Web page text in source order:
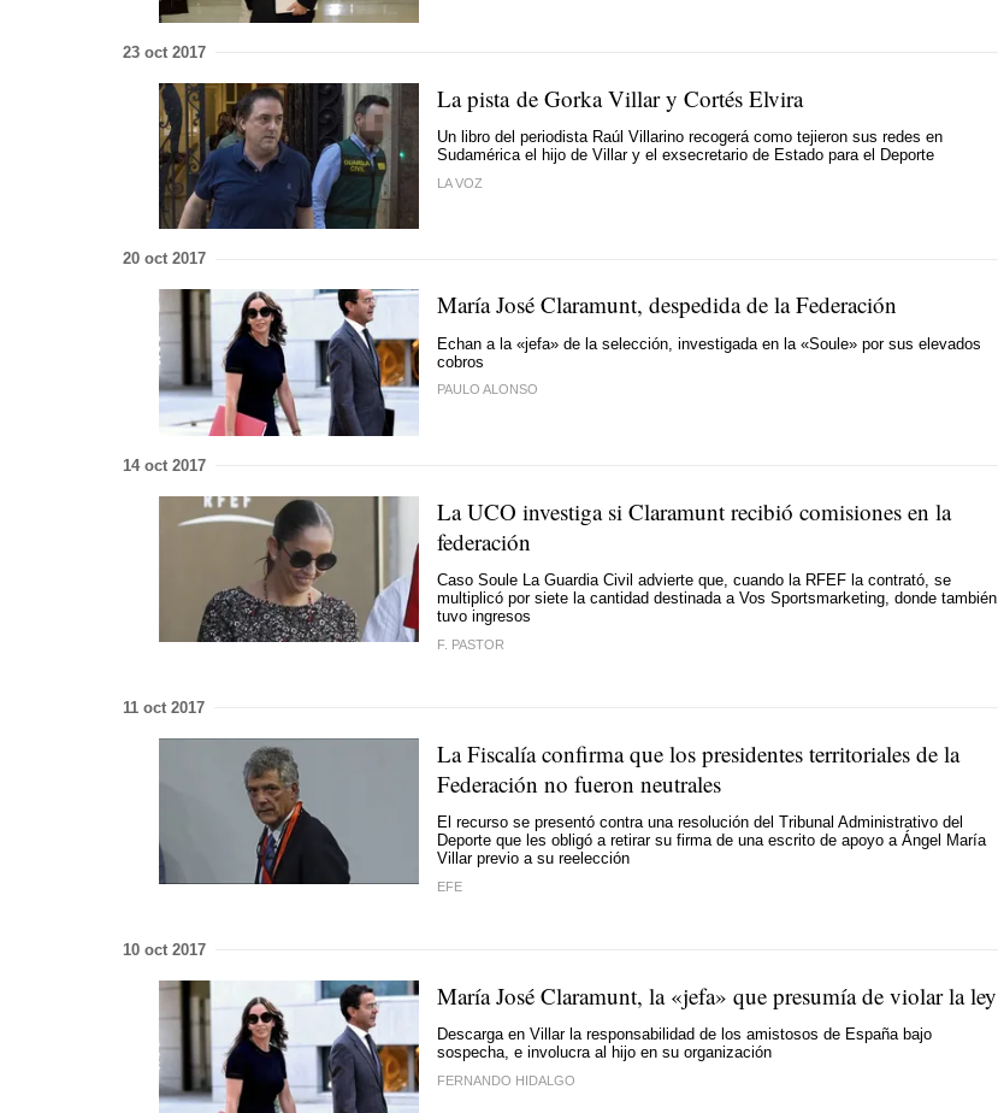
23 oct 2017
La pista de Gorka Villar y Cortés Elvira
Un libro del periodista Raúl Villarino recogerá como tejieron sus redes en
Sudamérica el hijo de Villar y el exsecretario de Estado para el Deporte
LA VOZ
20 oct 2017
María José Claramunt, despedida de la Federación
Echan a la «jefa» de la selección, investigada en la «Soule» por sus elevados
cobros
PAULO ALONSO
14 oct 2017
La UCO investiga si Claramunt recibió comisiones en la
federación
Caso Soule La Guardia Civil advierte que, cuando la RFEF la contrató, se
multiplicó por siete la cantidad destinada a Vos Sportsmarketing, donde también
tuvo ingresos
F. PASTOR
11 oct 2017
La Fiscalía confirma que los presidentes territoriales de la
Federación no fueron neutrales
El recurso se presentó contra una resolución del Tribunal Administrativo del
Deporte que les obligó a retirar su firma de una escrito de apoyo a Ángel María
Villar previo a su reelección
EFE
10 oct 2017
María José Claramunt, la «jefa» que presumía de violar la ley
Descarga en Villar la responsabilidad de los amistosos de España bajo
sospecha, e involucra al hijo en su organización
FERNANDO HIDALGO